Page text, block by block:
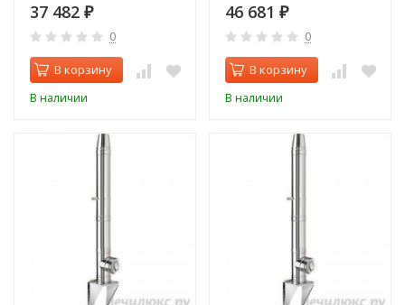
37 482 ₽
0
В корзину
В наличии
46 681 ₽
0
В корзину
В наличии